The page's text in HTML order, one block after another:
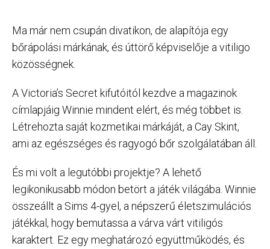
Ma már nem csupán divatikon, de alapítója egy
bőrápolási márkának, és úttörő képviselője a vitiligo
közösségnek.
A Victoria’s Secret kifutóitól kezdve a magazinok
címlapjáig Winnie mindent elért, és még többet is.
Létrehozta saját kozmetikai márkáját, a Cay Skint,
ami az egészséges és ragyogó bőr szolgálatában áll.
És mi volt a legutóbbi projektje? A lehető
legikonikusabb módon betört a játék világába. Winnie
összeállt a Sims 4-gyel, a népszerű életszimulációs
játékkal, hogy bemutassa a várva várt vitiligós
karaktert. Ez egy meghatározó együttműködés, és